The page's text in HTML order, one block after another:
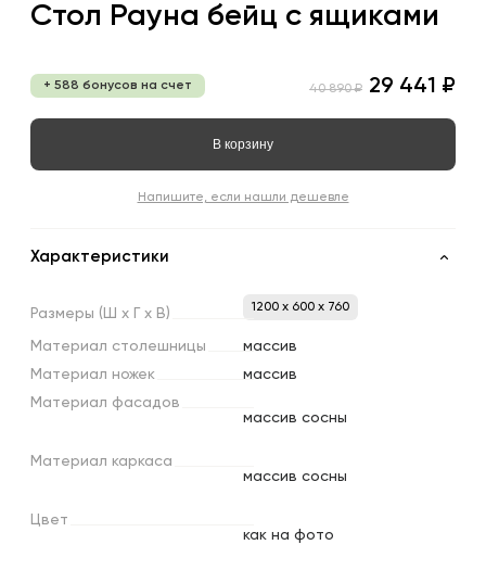
Стол Рауна бейц с ящиками
+ 588 бонусов на счет 40 890 ₽ 29 441 ₽
В корзину
Напишите, если нашли дешевле
Характеристики
Размеры (Ш х х В) 1200 x 600 x 760
Материал столешницы
массив
Материал ножек
массив
Материал фасадов
массив сосны
Материал каркаса
массив сосны
Цвет
как на фото